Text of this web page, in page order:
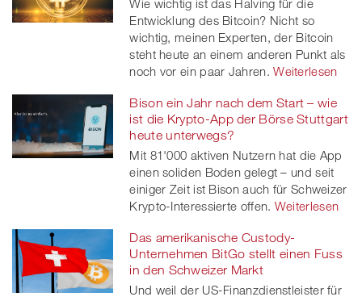
Wie wichtig ist das Halving für die
Entwicklung des Bitcoin? Nicht so
wichtig, meinen Experten, der Bitcoin
steht heute an einem anderen Punkt als
noch vor ein paar Jahren. Weiterlesen
Bison ein Jahr nach dem Start – wie
ist die Krypto-App der Börse Stuttgart
heute unterwegs?
Mit 81'000 aktiven Nutzern hat die App
einen soliden Boden gelegt – und seit
einiger Zeit ist Bison auch für Schweizer
Krypto-Interessierte offen. Weiterlesen
Das amerikanische Custody-
Unternehmen BitGo stellt einen Fuss
in den Schweizer Markt
Und weil der US-Finanzdienstleister für